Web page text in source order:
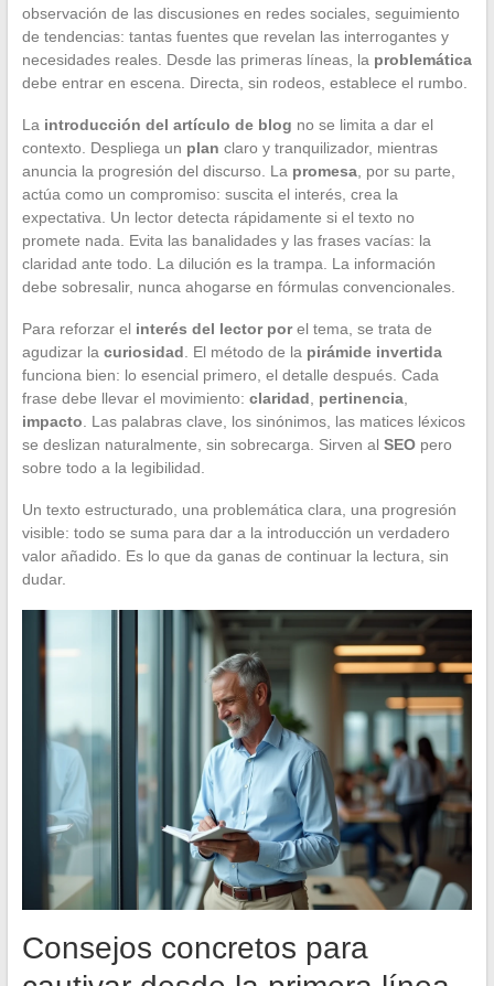
observación de las discusiones en redes sociales, seguimiento
de tendencias: tantas fuentes que revelan las interrogantes y
necesidades reales. Desde las primeras líneas, la problemática
debe entrar en escena. Directa, sin rodeos, establece el rumbo.
La introducción del artículo de blog no se limita a dar el
contexto. Despliega un plan claro y tranquilizador, mientras
anuncia la progresión del discurso. La promesa, por su parte,
actúa como un compromiso: suscita el interés, crea la
expectativa. Un lector detecta rápidamente si el texto no
promete nada. Evita las banalidades y las frases vacías: la
claridad ante todo. La dilución es la trampa. La información
debe sobresalir, nunca ahogarse en fórmulas convencionales.
Para reforzar el interés del lector porel tema, se trata de
agudizar la curiosidad . El método de la pirámide invertida
funciona bien: lo esencial primero, el detalle después. Cada
frase debe llevar el movimiento: claridad pertinencia,
impacto . Las palabras clave, los sinónimos, las matices léxicos
se deslizan naturalmente, sin sobrecarga. Sirven al SEOpero
sobre todo a la legibilidad.
Un texto estructurado, una problemática clara, una progresión
visible: todo se suma para dar a la introducción un verdadero
valor añadido. Es lo que da ganas de continuar la lectura, sin
dudar.
Consejos concretos para